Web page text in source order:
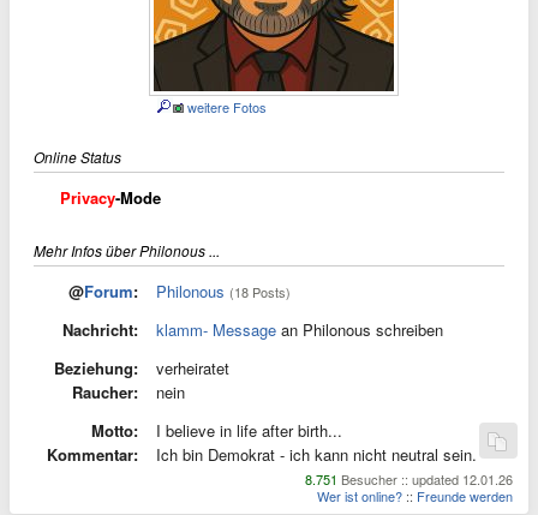
weitere Fotos
Online Status
Privacy-Mode
Mehr Infos über Philonous ...
@Forum: Philonous (18 Posts)
Nachricht: klamm- Message an Philonous schreiben
Beziehung:
verheiratet
Raucher:
nein
Motto:
I believe in life after birth...
Kommentar:
Ich bin Demokrat - ich kann nicht neutral sein.
8.751 Besucher :: updated 12.01.26
Wer ist online? :: Freunde werden